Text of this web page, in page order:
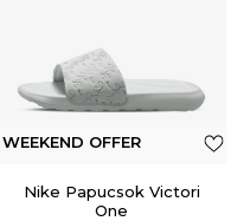
WEEKEND OFFER
ADDITIONAL 15%
Nike Papucsok Victori
One